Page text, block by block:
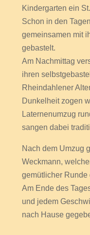
Kindergarten ein
Schon in den
gemeinsamen mit
gebastelt.
Am Nachmittag
ihren
Rheindahlener
Dunkelheit zogen
Laternenumzug
sangen dabei
Nach dem Umzug
Weckmann,
gemütlicher Runde
Am Ende des
und jedem
nach Hause